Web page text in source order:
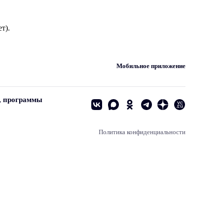
Мобильное приложение
программы
Политика конфиденциальности